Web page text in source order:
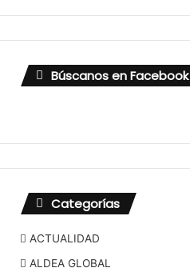
Búscanos en Facebook
Categorías
ACTUALIDAD
ALDEA GLOBAL